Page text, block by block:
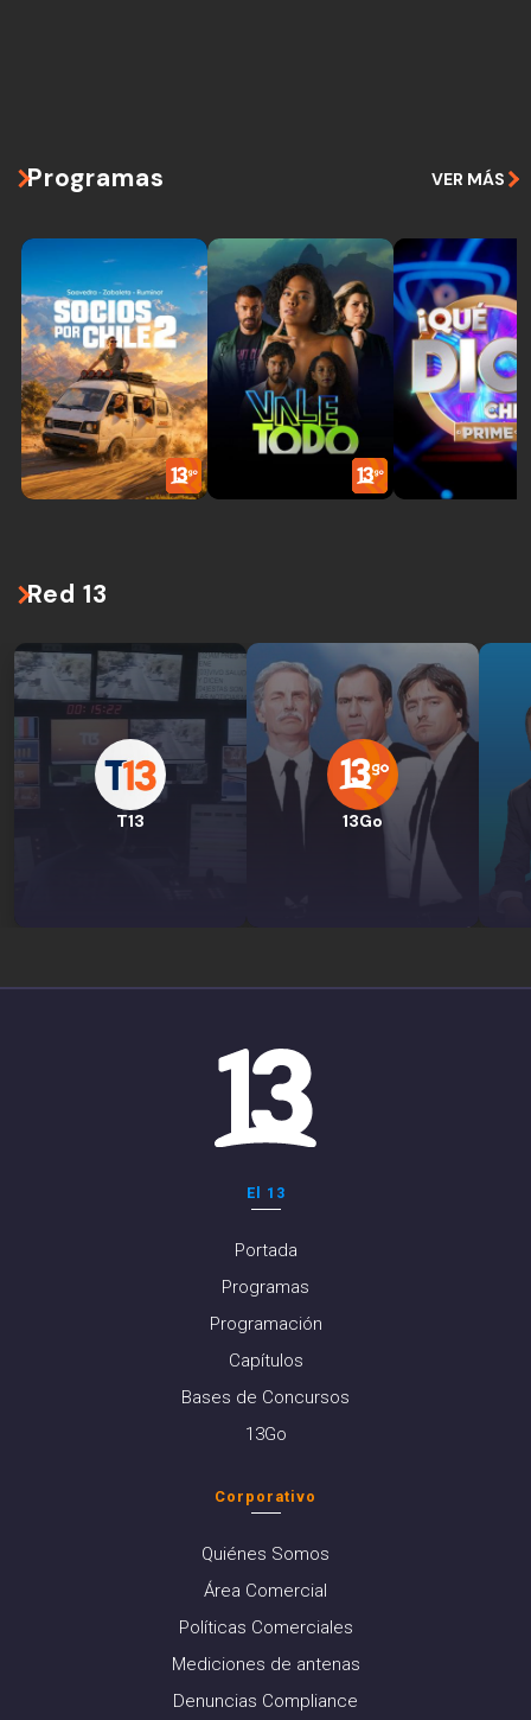
Programas VER MÁS
Red 13
T13 13Go
El 13
Portada
Programas
Programación
Capítulos
Bases de Concursos
13Go
Corporativo
Quiénes Somos
Área Comercial
Políticas Comerciales
Mediciones de antenas
Denuncias Compliance